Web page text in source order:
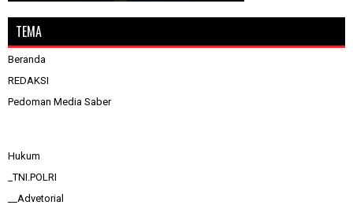
TEMA
Beranda
REDAKSI
Pedoman Media Saber
Hukum
_TNI.POLRI
__Advetorial